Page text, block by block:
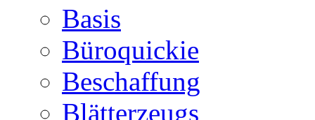
Basis
Büroquickie
Beschaffung
Blätterzeugs